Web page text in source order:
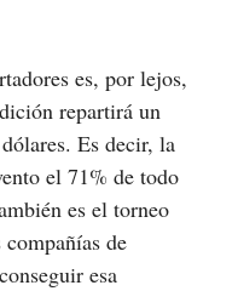
es, por lejos,
repartirá un
Es decir, la
el 71% de todo
es el torneo
de
esa